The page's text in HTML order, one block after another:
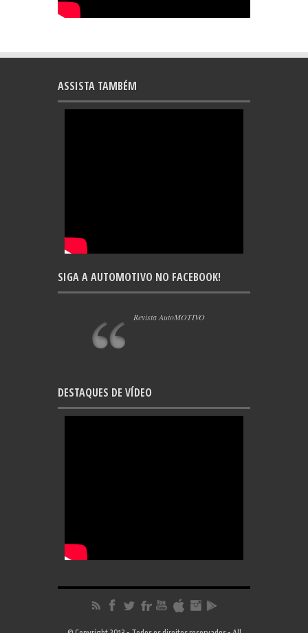
ASSISTA TAMBÉM
SIGA A AUTOMOTIVO NO FACEBOOK!
Revista AutoMOTIVO
DESTAQUES DE VÍDEO